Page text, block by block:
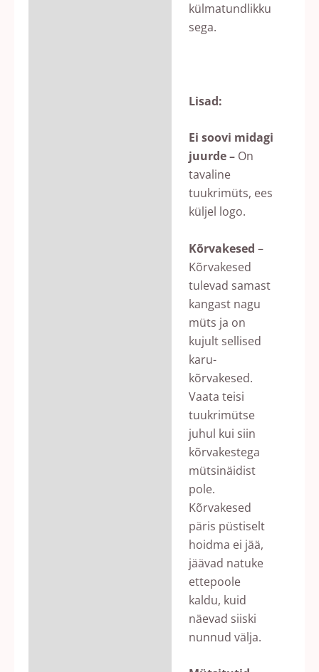
külmatundlikku
sega.
Lisad:
Ei soovi midagi
juurde – On
tavaline
tuukrimüts, ees
küljel logo.
Kõrvakesed –
Kõrvakesed
tulevad samast
kangast nagu
müts ja on
kujult sellised
karu-
kõrvakesed.
Vaata teisi
tuukrimütse
juhul kui siin
kõrvakestega
mütsinäidist
pole.
Kõrvakesed
päris püstiselt
hoidma ei jää,
jäävad natuke
ettepoole
kaldu, kuid
näevad siiski
nunnud välja.